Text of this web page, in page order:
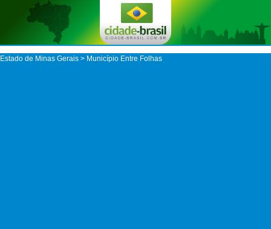
Estado de Minas Gerais > Município Entre Folhas